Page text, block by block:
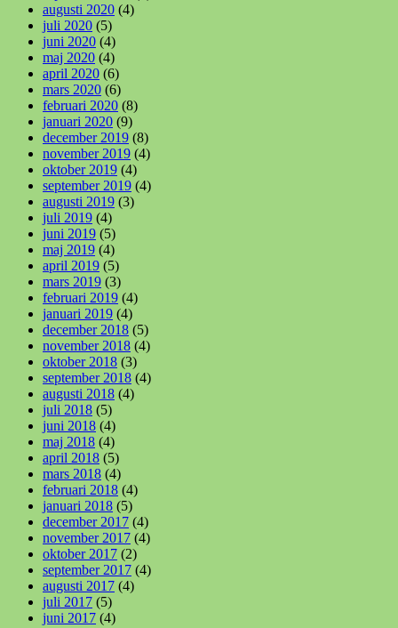
augusti 2020 (4)
juli 2020 (5)
juni 2020 (4)
maj 2020 (4)
april 2020 (6)
mars 2020 (6)
februari 2020 (8)
januari 2020 (9)
december 2019 (8)
november 2019 (4)
oktober 2019 (4)
september 2019 (4)
augusti 2019 (3)
juli 2019 (4)
juni 2019 (5)
maj 2019 (4)
april 2019 (5)
mars 2019 (3)
februari 2019 (4)
januari 2019 (4)
december 2018 (5)
november 2018 (4)
oktober 2018 (3)
september 2018 (4)
augusti 2018 (4)
juli 2018 (5)
juni 2018 (4)
maj 2018 (4)
april 2018 (5)
mars 2018 (4)
februari 2018 (4)
januari 2018 (5)
december 2017 (4)
november 2017 (4)
oktober 2017 (2)
september 2017 (4)
augusti 2017 (4)
juli 2017 (5)
juni 2017 (4)